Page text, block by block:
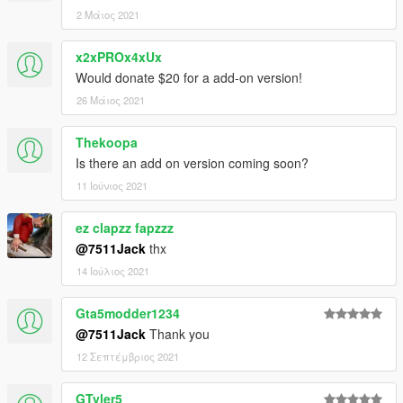
2 Μάιος 2021
x2xPROx4xUx
Would donate $20 for a add-on version!
26 Μάιος 2021
Thekoopa
Is there an add on version coming soon?
11 Ιούνιος 2021
ez clapzz fapzzz
@7511Jack thx
14 Ιούλιος 2021
Gta5modder1234
@7511Jack Thank you
12 Σεπτέμβριος 2021
GTyler5